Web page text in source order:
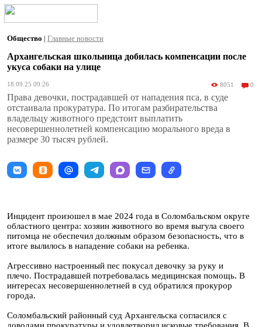
Общество | Главные новости
Архангельская школьница добилась компенсации после
укуса собаки на улице
18.09.25 09:26 8051 0
Права девочки, пострадавшей от нападения пса, в суде
отстаивала прокуратура. По итогам разбирательства
владельцу животного предстоит выплатить
несовершеннолетней компенсацию морального вреда в
размере 30 тысяч рублей.
Инцидент произошел в мае 2024 года в Соломбальском округе
областного центра: хозяин животного во время выгула своего
питомца не обеспечил должным образом безопасность, что в
итоге вылилось в нападение собаки на ребенка.
Агрессивно настроенный пес покусал девочку за руку и
плечо. Пострадавшей потребовалась медицинская помощь. В
интересах несовершеннолетней в суд обратился прокурор
города.
Соломбальский районный суд Архангельска согласился с